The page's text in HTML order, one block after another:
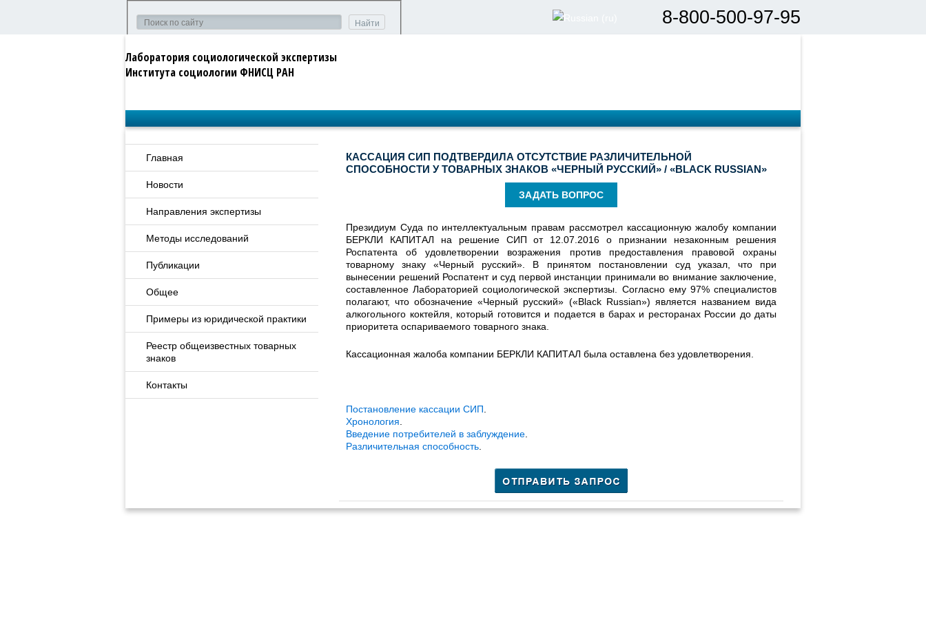
Найти 8-800-500-97-95
Лаборатория социологической экспертизы
Института социологии ФНИСЦ РАН
Главная
Новости
Направления экспертизы
Методы исследований
Публикации
Общее
Примеры из юридической практики
Реестр общеизвестных товарных
знаков
Контакты
КАССАЦИЯ СИП ПОДТВЕРДИЛА ОТСУТСТВИЕ РАЗЛИЧИТЕЛЬНОЙ
СПОСОБНОСТИ У ТОВАРНЫХ ЗНАКОВ «ЧЕРНЫЙ РУССКИЙ» / «BLACK RUSSIAN»
ЗАДАТЬ ВОПРОС
Президиум Суда по интеллектуальным правам рассмотрел кассационную жалобу компании
БЕРКЛИ КАПИТАЛ на решение СИП от 12.07.2016 о признании незаконным решения
Роспатента об удовлетворении возражения против предоставления правовой охраны
товарному знаку «Черный русский». В принятом постановлении суд указал, что при
вынесении решений Роспатент и суд первой инстанции принимали во внимание заключение,
составленное Лабораторией социологической экспертизы. Согласно ему 97% специалистов
полагают, что обозначение «Черный русский» («Black Russian») является названием вида
алкогольного коктейля, который готовится и подается в барах и ресторанах России до даты
приоритета оспариваемого товарного знака.
Кассационная жалоба компании БЕРКЛИ КАПИТАЛ была оставлена без удовлетворения.
Постановление кассации СИП
Хронология
Введение потребителей в заблуждение
Различительная способность